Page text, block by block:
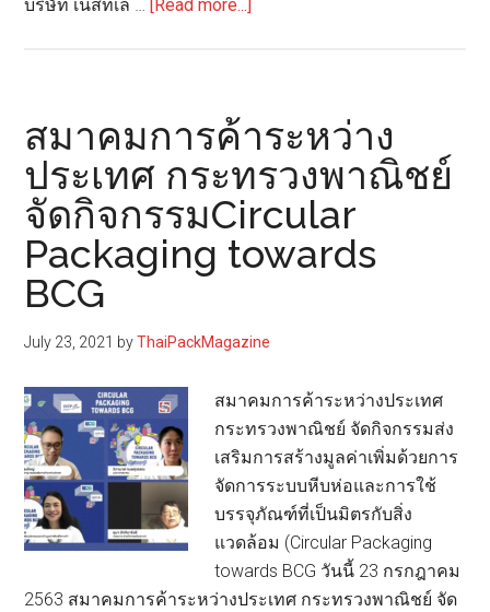
บริษัท เนสท์เล่ …
[Read more...]
รีไซเคิล
จาก
กล่อง
นม
15
โครงการ
นม
รักษ์
โลก”
สมาคมการค้าระหว่าง
ประเทศ กระทรวงพาณิชย์
จัดกิจกรรมCircular
Packaging towards
BCG
July 23, 2021 byThaiPackMagazine
สมาคมการค้าระหว่างประเทศ
กระทรวงพาณิชย์ จัดกิจกรรมส่ง
เสริมการสร้างมูลค่าเพิ่มด้วยการ
จัดการระบบหีบห่อและการใช้
บรรจุภัณฑ์ที่เป็นมิตรกับสิ่ง
แวดล้อม (Circular Packaging
towards BCG วันนี้ 23 กรกฎาคม
2563 สมาคมการค้าระหว่างประเทศ กระทรวงพาณิชย์ จัด